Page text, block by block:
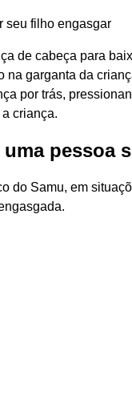
seu filho engasgar
de cabeça para
na garganta da
por trás,
criança.
pessoa
do Samu, em